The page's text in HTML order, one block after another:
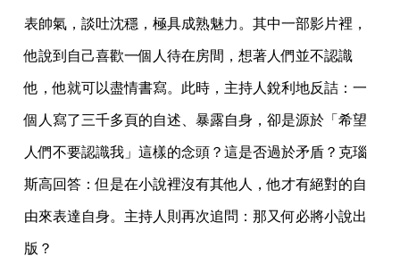
表帥氣，談吐沈穩，極具成熟魅力。其中一部影片裡，
他說到自己喜歡一個人待在房間，想著人們並不認識
他，他就可以盡情書寫。此時，主持人銳利地反詰：一
個人寫了三千多頁的自述、暴露自身，卻是源於「希望
人們不要認識我」這樣的念頭？這是否過於矛盾？克瑙
斯高回答：但是在小說裡沒有其他人，他才有絕對的自
由來表達自身。主持人則再次追問：那又何必將小說出
版？